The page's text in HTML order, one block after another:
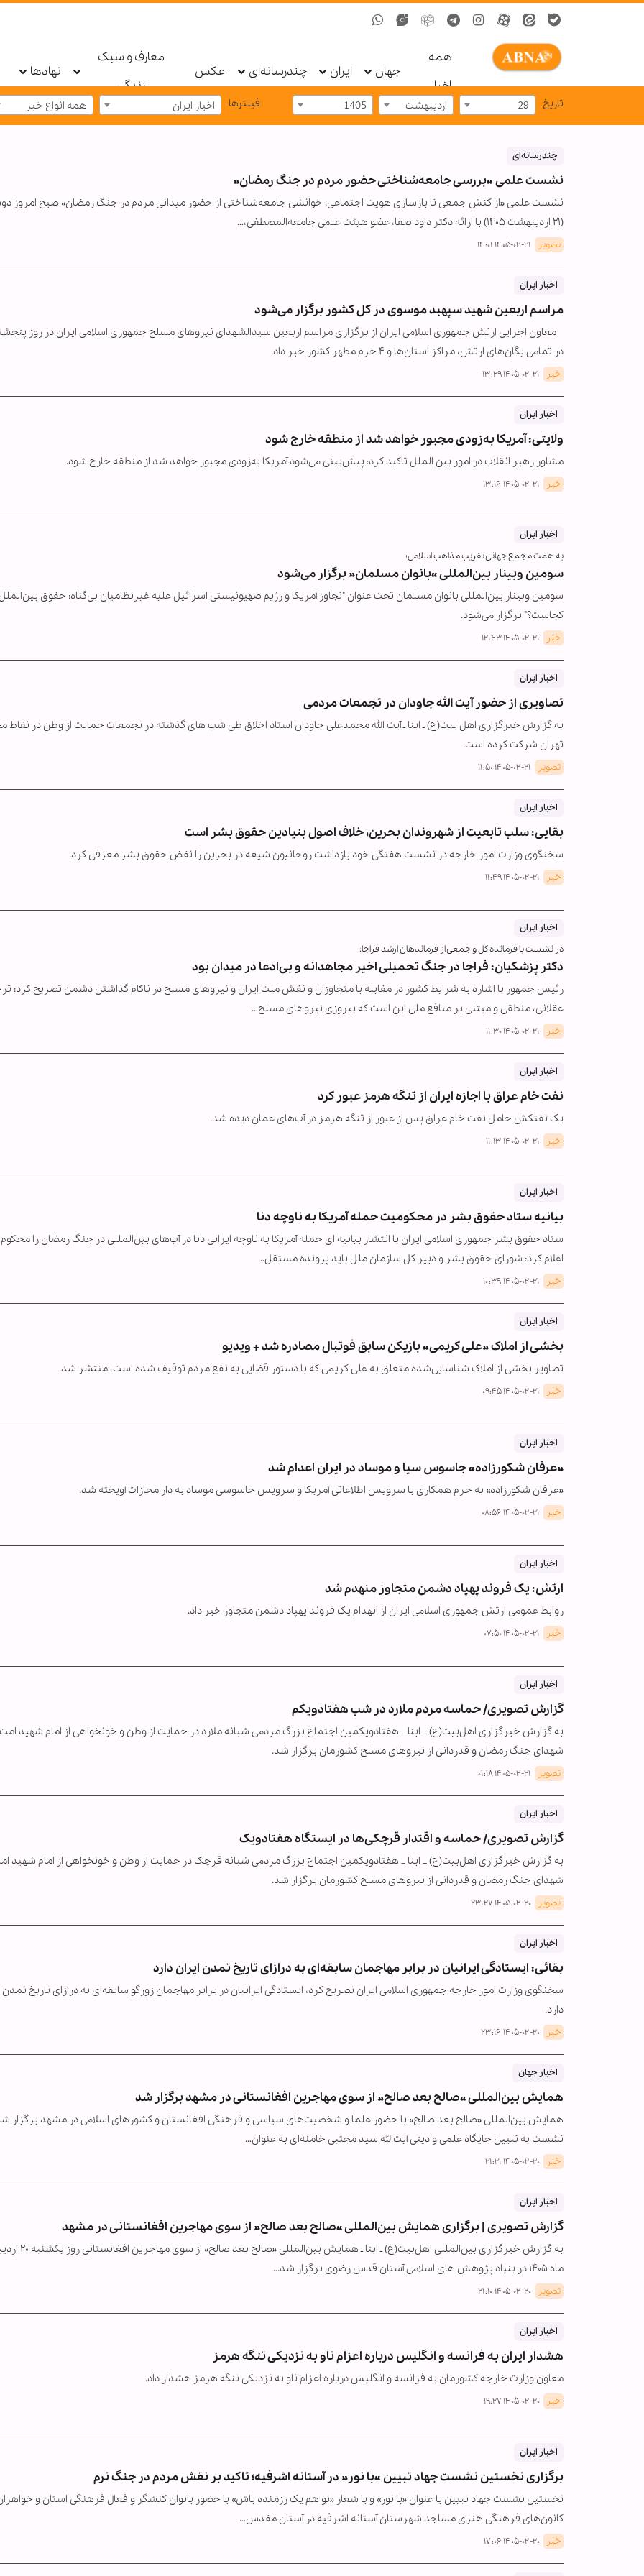
همه
اخبار
جهان ایران چندرسانه‌ای عکس
معارف و سبک
زندگی
نهادها
تاریخ 29 اردیبهشت 1405 فیلترها اخبار ایران همه انواع خبر
چندرسانه‌ای
نشست علمی «بررسی جامعه‌شناختی حضور مردم در جنگ رمضان»
نشست علمی «از کنش جمعی تا بازسازی هویت اجتماعی؛ خوانشی جامعه‌شناختی از حضور میدانی مردم در جنگ رمضان» صبح امروز
(۲۱ اردیبهشت ۱۴۰۵) با ارائه دکتر داود صفا، عضو هیئت علمی جامعه‌المصطفی،…
تصویر ۱۴۰۵-۰۲-۲۱ ۱۴:۰۱
اخبار ایران
مراسم اربعین شهید سپهبد موسوی در کل کشور برگزار می‌شود
معاون اجرایی ارتش جمهوری اسلامی ایران از برگزاری مراسم اربعین سیدالشهدای نیروهای مسلح جمهوری اسلامی ایران در روز
در تمامی یگان‌های ارتش، مراکز استان‌ها و ۴ حرم مطهر کشور خبر داد.
خبر ۱۴۰۵-۰۲-۲۱ ۱۳:۲۹
اخبار ایران
ولایتی: آمریکا به‌زودی مجبور خواهد شد از منطقه خارج شود
مشاور رهبر انقلاب در امور بین الملل تاکید کرد: پیش‌بینی می‌شود آمریکا به‌زودی مجبور خواهد شد از منطقه خارج شود.
خبر ۱۴۰۵-۰۲-۲۱ ۱۳:۱۶
اخبار ایران
به همت مجمع جهانی تقریب مذاهب اسلامی؛
سومین وبینار بین‌المللی «بانوان مسلمان» برگزار می‌شود
سومین وبینار بین‌المللی بانوان مسلمان تحت عنوان "تجاوز آمریکا و رژیم صهیونیستی اسرائیل علیه غیرنظامیان بی‌گناه: حقوق
کجاست؟" برگزار می‌شود.
خبر ۱۴۰۵-۰۲-۲۱ ۱۲:۴۳
اخبار ایران
تصاویری از حضور آیت الله جاودان در تجمعات مردمی
به گزارش خبرگزاری اهل بیت(ع) ـ ابنا ـ آیت الله محمدعلی جاودان استاد اخلاق طی شب های گذشته در تجمعات حمایت از وطن در نقاط
تهران شرکت کرده است.
تصویر ۱۴۰۵-۰۲-۲۱ ۱۱:۵۰
اخبار ایران
بقایی: سلب تابعیت از شهروندان بحرین، خلاف اصول بنیادین حقوق بشر است
سخنگوی وزارت امور خارجه در نشست هفتگی خود بازداشت روحانیون شیعه در بحرین را نقض حقوق بشر معرفی کرد.
خبر ۱۴۰۵-۰۲-۲۱ ۱۱:۴۹
اخبار ایران
در نشست با فرمانده کل و جمعی از فرماندهان ارشد فراجا:
دکتر پزشکیان: فراجا در جنگ تحمیلی اخیر مجاهدانه و بی‌ادعا در میدان بود
رئیس جمهور با اشاره به شرایط کشور در مقابله با متجاوزان و نقش ملت ایران و نیروهای مسلح در ناکام گذاشتن دشمن تصریح کرد:
عقلانی، منطقی و مبتنی بر منافع ملی این است که پیروزی نیروهای مسلح…
خبر ۱۴۰۵-۰۲-۲۱ ۱۱:۳۰
اخبار ایران
نفت خام عراق با اجازه ایران از تنگه هرمز عبور کرد
یک نفتکش حامل نفت خام عراق پس از عبور از تنگه هرمز در آب‌های عمان دیده شد.
خبر ۱۴۰۵-۰۲-۲۱ ۱۱:۱۳
اخبار ایران
بیانیه ستاد حقوق بشر در محکومیت حمله آمریکا به ناوچه دنا
ستاد حقوق بشر جمهوری اسلامی ایران با انتشار بیانیه ای حمله آمریکا به ناوچه ایرانی دنا در آب‌های بین‌المللی در جنگ رمضان را
اعلام کرد: شورای حقوق بشر و دبیر کل سازمان ملل باید پرونده مستقل…
خبر ۱۴۰۵-۰۲-۲۱ ۱۰:۳۹
اخبار ایران
بخشی از املاک »علی کریمی« بازیکن سابق فوتبال مصادره شد + ویدیو
تصاویر بخشی از املاک شناسایی‌شده متعلق به علی کریمی که با دستور قضایی به نفع مردم توقیف شده است، منتشر شد.
خبر ۱۴۰۵-۰۲-۲۱ ۰۹:۴۵
اخبار ایران
»عرفان شکورزاده« جاسوس سیا و موساد در ایران اعدام شد
«عرفان شکورزاده» به جرم همکاری با سرویس اطلاعاتی آمریکا و سرویس جاسوسی موساد به دار مجازات آویخته شد.
خبر ۱۴۰۵-۰۲-۲۱ ۰۸:۵۶
اخبار ایران
ارتش: یک فروند پهپاد دشمن متجاوز منهدم شد
روابط عمومی ارتش جمهوری اسلامی ایران از انهدام یک فروند پهپاد دشمن متجاوز خبر داد.
خبر ۱۴۰۵-۰۲-۲۱ ۰۷:۵۰
اخبار ایران
گزارش تصویری/ حماسه مردم ملارد در شب هفتادویکم
به گزارش خبرگزاری اهل‌بیت(ع) _ ابنا _ هفتادویکمین اجتماع بزرگ‌ مردمی شبانه ملارد در حمایت از وطن و خونخواهی از امام شهید
شهدای جنگ رمضان و قدردانی از نیروهای مسلح کشورمان برگزار شد.
تصویر ۱۴۰۵-۰۲-۲۱ ۰۱:۱۸
اخبار ایران
گزارش تصویری/ حماسه و اقتدار قرچکی‌ها در ایستگاه هفتادویک
به گزارش خبرگزاری اهل‌بیت(ع) _ ابنا _ هفتادویکمین اجتماع بزرگ‌ مردمی شبانه قرچک در حمایت از وطن و خونخواهی از امام شهید
شهدای جنگ رمضان و قدردانی از نیروهای مسلح کشورمان برگزار شد.
تصویر ۱۴۰۵-۰۲-۲۰ ۲۳:۲۷
اخبار ایران
بقائی: ایستادگی ایرانیان در برابر مهاجمان سابقه‌ای به درازای تاریخ تمدن ایران دارد
سخنگوی وزارت امور خارجه جمهوری اسلامی ایران تصریح کرد، ایستادگی ایرانیان در برابر مهاجمان زورگو سابقه‌ای به درازای تاریخ تمدن
دارد.
خبر ۱۴۰۵-۰۲-۲۰ ۲۳:۱۶
اخبار جهان
همایش بین‌المللی «صالح بعد صالح» از سوی مهاجرین افغانستانی در مشهد برگزار شد
همایش بین‌المللی «صالح بعد صالح» با حضور علما و شخصیت‌های سیاسی و فرهنگی افغانستان و کشورهای اسلامی در مشهد برگزار
نشست به تبیین جایگاه علمی و دینی آیت‌الله سید مجتبی خامنه‌ای به عنوان…
خبر ۱۴۰۵-۰۲-۲۰ ۲۱:۲۱
اخبار ایران
گزارش تصویری | برگزاری همایش بین‌المللی «صالح بعد صالح» از سوی مهاجرین افغانستانی در مشهد
به گزارش خبرگزاری بین‌المللی اهل‌بیت(ع) ـ ابنا
ماه ۱۴۰۵ در بنیاد پژوهش های اسلامی آستان قدس رضوی برگزار شد.…
تصویر ۱۴۰۵-۰۲-۲۰ ۲۱:۱۰
اخبار ایران
هشدار ایران به فرانسه و انگلیس درباره اعزام ناو به نزدیکی تنگه هرمز
معاون وزارت خارجه کشورمان به فرانسه و انگلیس درباره اعزام ناو به نزدیکی تنگه هرمز هشدار داد.
خبر ۱۴۰۵-۰۲-۲۰ ۱۹:۲۷
اخبار ایران
برگزاری نخستین نشست جهاد تبیین «با نور» در آستانه اشرفیه؛ تاکید بر نقش مردم در جنگ نرم
نخستین نشست جهاد تبیین با عنوان «با نور» و با شعار «تو هم یک رزمنده باش» با حضور بانوان کنشگر و فعال فرهنگی استان و
کانون‌های فرهنگی هنری مساجد شهرستان آستانه اشرفیه در آستان مقدس…
خبر ۱۴۰۵-۰۲-۲۰ ۱۷:۰۶